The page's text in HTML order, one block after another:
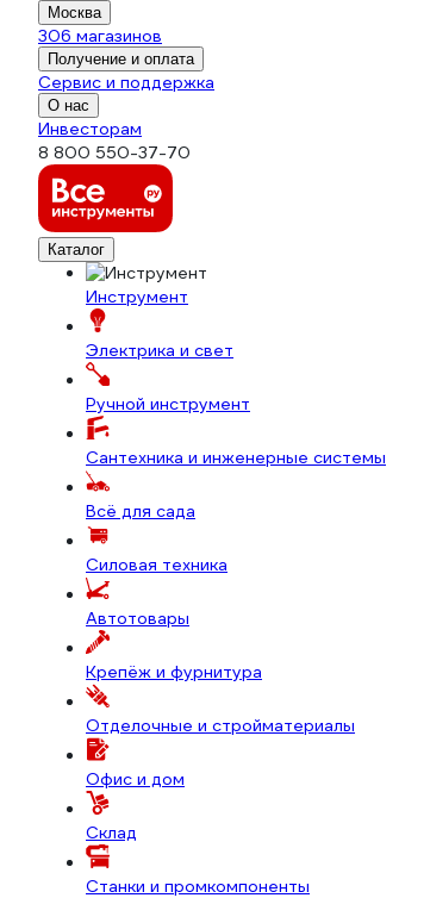
Москва
306 магазинов
Получение и оплата
Сервис и поддержка
О нас
Инвесторам
8 800 550-37-70
Каталог
Инструмент
Электрика и свет
Ручной инструмент
Сантехника и инженерные системы
Всё для сада
Силовая техника
Автотовары
Крепёж и фурнитура
Отделочные и стройматериалы
Офис и дом
Склад
Станки и промкомпоненты